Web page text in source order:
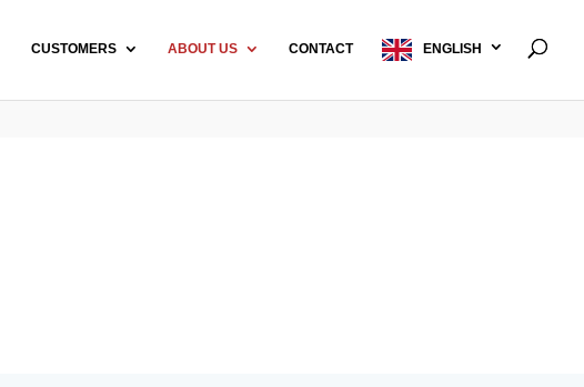
CUSTOMERS ABOUT US CONTACT ENGLISH